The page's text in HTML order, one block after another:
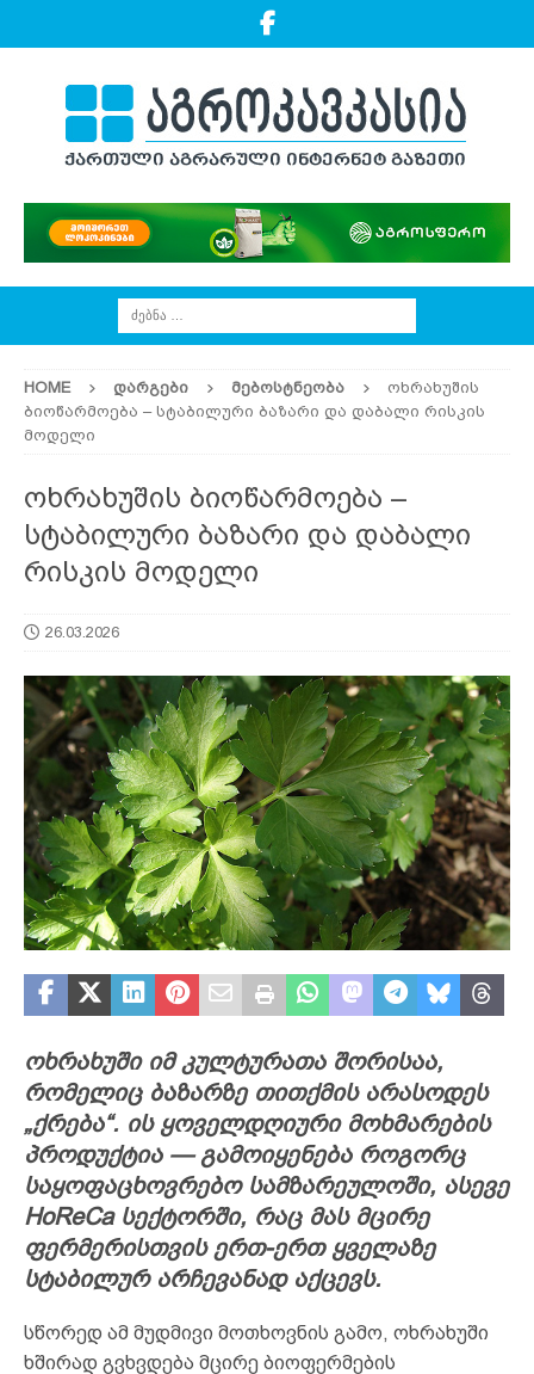
HOME ᲓᲐᲠᲒᲔᲑᲘ ᲛᲔᲑᲝᲡᲢᲜᲔᲝᲑᲐ
ოხრახუშის
ბიოწარმოება – სტაბილური ბაზარი და დაბალი რისკის
მოდელი
ოხრახუშის ბიოწარმოება –
სტაბილური ბაზარი და დაბალი
რისკის მოდელი
26.03.2026
ოხრახუში იმ კულტურათა შორისაა,
რომელიც ბაზარზე თითქმის არასოდეს
„ქრება“. ის ყოველდღიური მოხმარების
პროდუქტია — გამოიყენება როგორც
საყოფაცხოვრებო სამზარეულოში, ასევე
HoReCa სექტორში, რაც მას მცირე
ფერმერისთვის ერთ-ერთ ყველაზე
სტაბილურ არჩევანად აქცევს.
სწორედ ამ მუდმივი მოთხოვნის გამო, ოხრახუში
ხშირად გვხვდება მცირე ბიოფერმების